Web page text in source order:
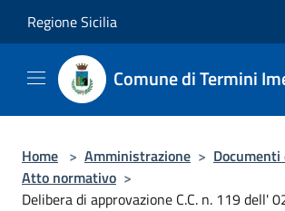
Regione Sicilia
Comune di Termini
Home > Amministrazione >
Atto normativo >
Delibera di approvazione C.C. n. 119 dell'